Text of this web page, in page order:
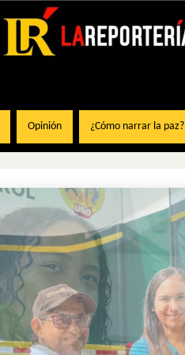
Opinión ¿Cómo narrar la paz?